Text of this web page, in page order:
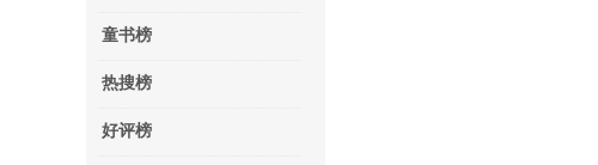
童书榜
热搜榜
好评榜